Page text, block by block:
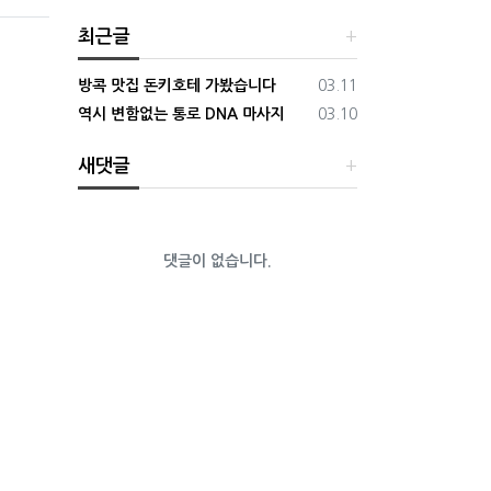
최근글
등록일
03.11
방콕 맛집 돈키호테 가봤습니다
등록일
03.10
역시 변함없는 통로 DNA 마사지
새댓글
댓글이 없습니다.